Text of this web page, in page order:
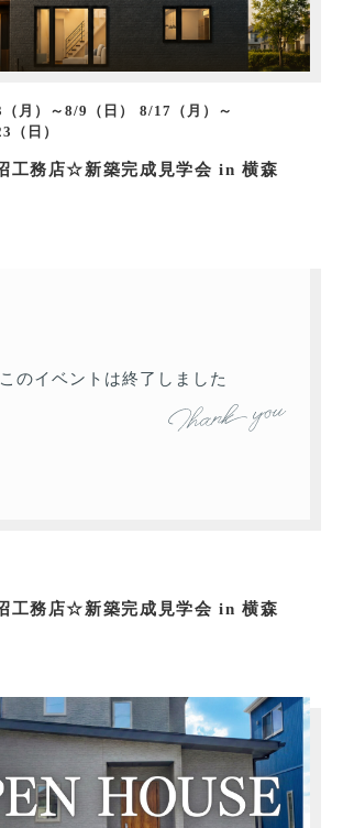
月）～8/9（日） 8/17（月）～
（日）
工務店☆新築完成見学会 in 横森
このイベントは終了しました
工務店☆新築完成見学会 in 横森